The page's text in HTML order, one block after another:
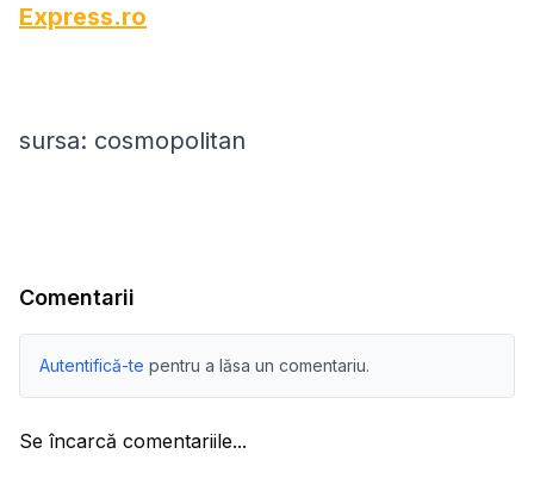
Express.ro
sursa: cosmopolitan
Comentarii
Autentifică-te pentru a lăsa un comentariu.
Se încarcă comentariile...